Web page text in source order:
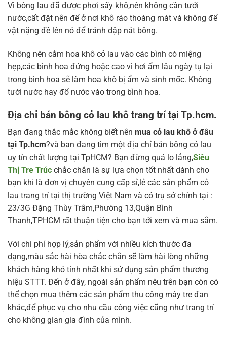
Vì bông lau đã được phơi sấy khô,nên không cần tưới
nước,cất đặt nên để ở nơi khô ráo thoáng mát và không để
vật nặng đề lên nó để tránh dập nát bông.
Không nên cắm hoa khô cỏ lau vào các bình có miệng
hẹp,các bình hoa đứng hoặc cao vì hơi ẩm lâu ngày tụ lại
trong bình hoa sẽ làm hoa khô bị ẩm và sinh mốc. Không
tưới nước hay đổ nước vào trong bình hoa.
Địa chỉ bán bông cỏ lau khô trang trí tại Tp.hcm.
Bạn đang thắc mắc không biết nên mua cỏ lau khô ở đâu
tại Tp.hcm?và ban đang tìm một địa chỉ bán bông cỏ lau
uy tín chất lượng tại TpHCM? Bạn đừng quá lo lắng,Siêu
Thị Tre Trúc chắc chắn là sự lựa chọn tốt nhất dành cho
bạn khi là đơn vị chuyên cung cấp sỉ,lẻ các sản phẩm cỏ
lau trang trí tại thị trường Việt Nam và có trụ sở chính tại :
23/3G Đặng Thùy Trâm,Phường 13,Quận Bình
Thanh,TPHCM rất thuận tiện cho bạn tới xem và mua sắm.
Với chi phí hợp lý,sản phẩm với nhiều kích thước đa
dạng,màu sắc hài hòa chắc chắn sẽ làm hài lòng những
khách hàng khó tính nhất khi sử dụng sản phẩm thương
hiệu STTT. Đến ở đây, ngoài sản phẩm nêu trên bạn còn có
thể chọn mua thêm các sản phẩm thu công mây tre đan
khác,để phục vụ cho nhu cầu công việc cũng như trang trí
cho không gian gia đình của mình.